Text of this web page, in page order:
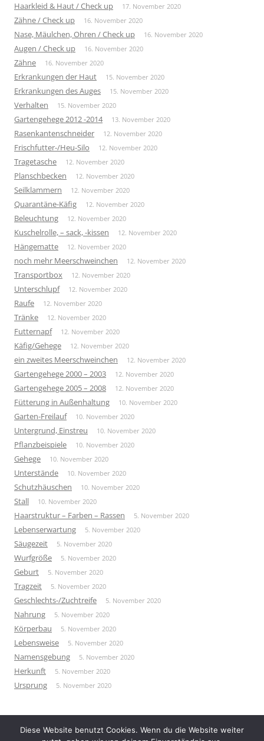
Haarkleid & Haut / Check up 17. November 2020
Zähne / Check up 16. November 2020
Nase, Mäulchen, Ohren / Check up 16. November 2020
Augen / Check up 16. November 2020
Zähne 16. November 2020
Erkrankungen der Haut 15. November 2020
Erkrankungen des Auges 15. November 2020
Verhalten 15. November 2020
Gartengehege 2012 -2014 13. November 2020
Rasenkantenschneider 12. November 2020
Frischfutter-/Heu-Silo 12. November 2020
Tragetasche 12. November 2020
Planschbecken 12. November 2020
Seilklammern 12. November 2020
Quarantäne-Käfig 12. November 2020
Beleuchtung 12. November 2020
Kuschelrolle, – sack, -kissen 12. November 2020
Hängematte 12. November 2020
noch mehr Meerschweinchen 12. November 2020
Transportbox 12. November 2020
Unterschlupf 12. November 2020
Raufe 12. November 2020
Tränke 12. November 2020
Futternapf 12. November 2020
Käfig/Gehege 12. November 2020
ein zweites Meerschweinchen 12. November 2020
Gartengehege 2000 – 2003 12. November 2020
Gartengehege 2005 – 2008 12. November 2020
Fütterung in Außenhaltung 10. November 2020
Garten-Freilauf 10. November 2020
Untergrund, Einstreu 10. November 2020
Pflanzbeispiele 10. November 2020
Gehege 10. November 2020
Unterstände 10. November 2020
Schutzhäuschen 10. November 2020
Stall 10. November 2020
Haarstruktur – Farben – Rassen 5. November 2020
Lebenserwartung 5. November 2020
Säugezeit 5. November 2020
Wurfgröße 5. November 2020
Geburt 5. November 2020
Tragzeit 5. November 2020
Geschlechts-/Zuchtreife 5. November 2020
Nahrung 5. November 2020
Körperbau 5. November 2020
Lebensweise 5. November 2020
Namensgebung 5. November 2020
Herkunft 5. November 2020
Ursprung 5. November 2020
Diese Website benutzt Cookies. Wenn du die Website weiter